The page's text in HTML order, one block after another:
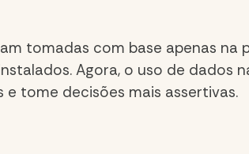
tomadas com base apenas na
Agora, o uso de dados
tome decisões mais assertivas.